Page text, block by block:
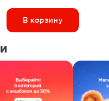
В корзину